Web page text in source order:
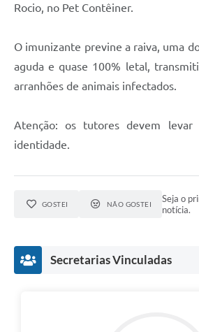
Rocio, no Pet Contêiner.
O imunizante previne a raiva, uma
aguda e quase 100% letal,
arranhões de animais infectados.
Atenção: os tutores devem levar
identidade.
GOSTEI NÃO GOSTEI
Seja o
notícia.
Secretarias Vinculadas